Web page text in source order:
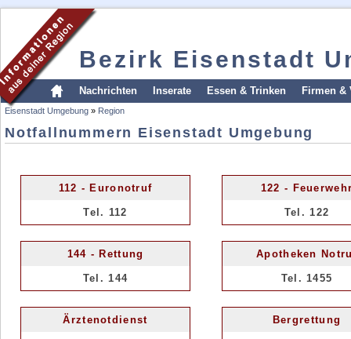
Bezirk Eisenstadt
Nachrichten Inserate Essen & Trinken Firmen &
Eisenstadt Umgebung » Region
Notfallnummern Eisenstadt Umgebung
112 - Euronotruf
Tel. 112
122 -
Tel. 122
144 - Rettung
Tel. 144
Apotheken
Tel. 1455
Ärztenotdienst Bergrettung